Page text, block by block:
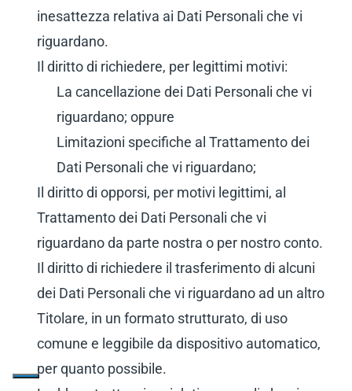
inesattezza relativa ai Dati Personali che vi
riguardano.
Il diritto di richiedere, per legittimi motivi:
La cancellazione dei Dati Personali che vi
riguardano; oppure
Limitazioni specifiche al Trattamento dei
Dati Personali che vi riguardano;
Il diritto di opporsi, per motivi legittimi, al
Trattamento dei Dati Personali che vi
riguardano da parte nostra o per nostro conto.
Il diritto di richiedere il trasferimento di alcuni
dei Dati Personali che vi riguardano ad un altro
Titolare, in un formato strutturato, di uso
comune e leggibile da dispositivo automatico,
per quanto possibile.